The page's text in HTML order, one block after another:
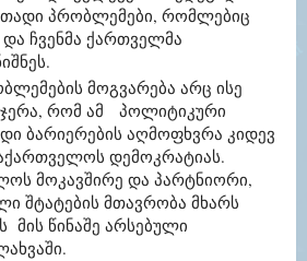
პრობლემები, რომლებიც
ჩვენმა ქართველმა
მოგვარება არც ისე
რომ ამ პოლიტიკური
ბარიერების აღმოფხვრა კიდევ
დემოკრატიას.
მოკავშირე და პარტნიორი,
შტატების მთავრობა მხარს
წინაშე არსებული